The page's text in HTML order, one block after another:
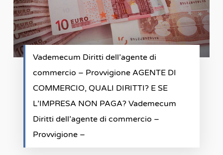
Vademecum Diritti dell’agente di
commercio – Provvigione AGENTE DI
COMMERCIO, QUALI DIRITTI? E SE
L’IMPRESA NON PAGA? Vademecum
Diritti dell’agente di commercio –
Provvigione –